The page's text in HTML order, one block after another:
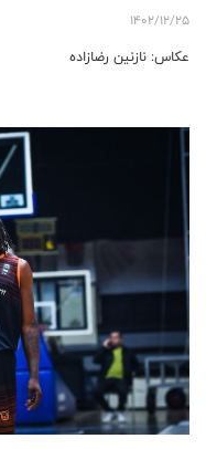
1402/12/25
عکاس: نازنین رضازاده